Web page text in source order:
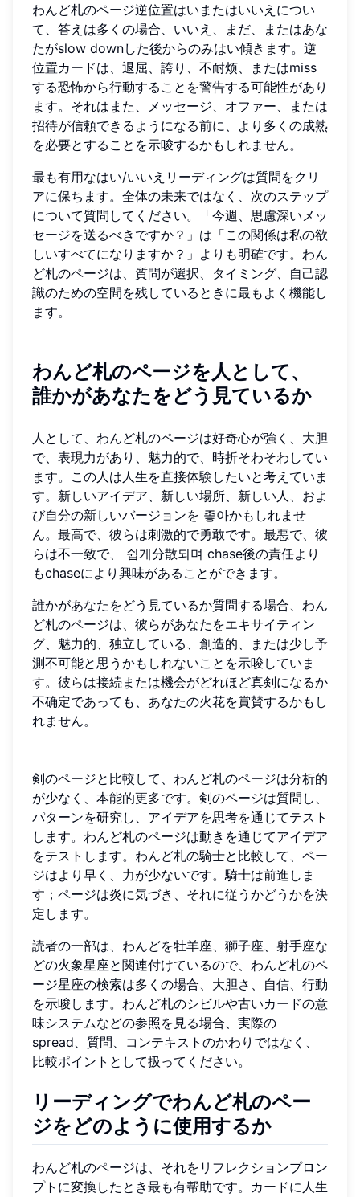
わんど札のページ逆位置はいまたはいいえについ
て、答えは多くの場合、いいえ、まだ、またはあな
たがslow downした後からのみはい傾きます。逆
位置カードは、退屈、誇り、不耐烦、またはmiss
する恐怖から行動することを警告する可能性があり
ます。それはまた、メッセージ、オファー、または
招待が信頼できるようになる前に、より多くの成熟
を必要とすることを示唆するかもしれません。
最も有用なはい/いいえリーディングは質問をクリ
アに保ちます。全体の未来ではなく、次のステップ
について質問してください。「今週、思慮深いメッ
セージを送るべきですか？」は「この関係は私の欲
しいすべてになりますか？」よりも明確です。わん
ど札のページは、質問が選択、タイミング、自己認
識のための空間を残しているときに最もよく機能し
ます。
わんど札のページを人として、
誰かがあなたをどう見ているか
人として、わんど札のページは好奇心が強く、大胆
で、表現力があり、魅力的で、時折そわそわしてい
ます。この人は人生を直接体験したいと考えていま
す。新しいアイデア、新しい場所、新しい人、およ
び自分の新しいバージョンを 좋아かもしれませ
ん。最高で、彼らは刺激的で勇敢です。最悪で、彼
らは不一致で、 쉽게分散되며 chase後の責任より
もchaseにより興味があることができます。
誰かがあなたをどう見ているか質問する場合、わん
ど札のページは、彼らがあなたをエキサイティン
グ、魅力的、独立している、創造的、または少し予
測不可能と思うかもしれないことを示唆していま
す。彼らは接続または機会がどれほど真剣になるか
不确定であっても、あなたの火花を賞賛するかもし
れません。
剣のページと比較して、わんど札のページは分析的
が少なく、本能的更多です。剣のページは質問し、
パターンを研究し、アイデアを思考を通じてテスト
します。わんど札のページは動きを通じてアイデア
をテストします。わんど札の騎士と比較して、ペー
ジはより早く、力が少ないです。騎士は前進しま
す；ページは炎に気づき、それに従うかどうかを決
定します。
読者の一部は、わんどを牡羊座、獅子座、射手座な
どの火象星座と関連付けているので、わんど札のペ
ージ星座の検索は多くの場合、大胆さ、自信、行動
を示唆します。わんど札のシビルや古いカードの意
味システムなどの参照を見る場合、実際の
spread、質問、コンテキストのかわりではなく、
比較ポイントとして扱ってください。
リーディングでわんど札のペー
ジをどのように使用するか
わんど札のページは、それをリフレクションプロン
プトに変換したとき最も有帮助です。カードに人生